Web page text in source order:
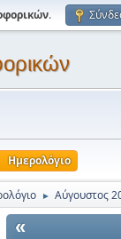
.
Ημερολόγιο
► Αύγουστος
«